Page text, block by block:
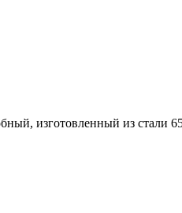
изготовленный из стали